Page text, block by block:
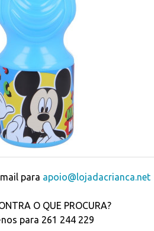
para apoio@lojadacrianca.net
O QUE PROCURA?
para 261 244 229